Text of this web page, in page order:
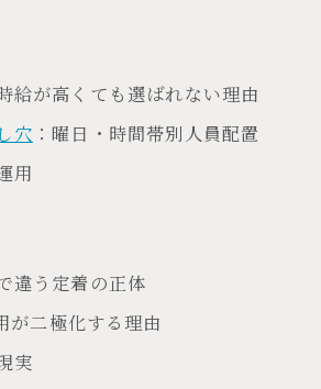
給が高くても選ばれない理由
穴 ：曜日・時間帯別人員配置
用
違う定着の正体
が二極化する理由
実